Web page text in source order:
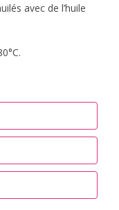
avec de l’huile